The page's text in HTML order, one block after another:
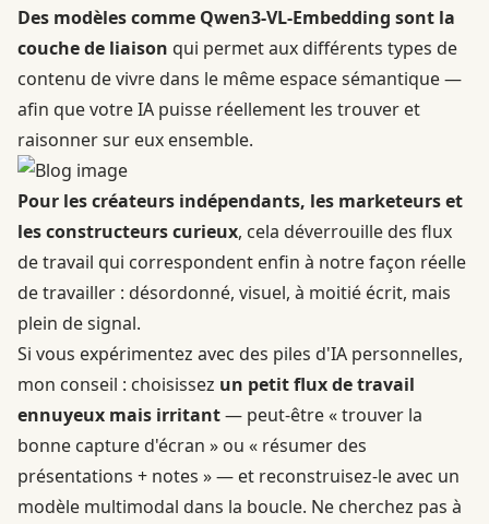
Des modèles comme Qwen3-VL-Embedding sont la
couche de liaison qui permet aux différents types de
contenu de vivre dans le même espace sémantique —
afin que votre IA puisse réellement les trouver et
raisonner sur eux ensemble.
Pour les créateurs indépendants, les marketeurs et
les constructeurs curieux, cela déverrouille des flux
de travail qui correspondent enfin à notre façon réelle
de travailler : désordonné, visuel, à moitié écrit, mais
plein de signal.
Si vous expérimentez avec des piles d'IA personnelles,
mon conseil : choisissez un petit flux de travail
ennuyeux mais irritant— peut-être « trouver la
bonne capture d'écran » ou « résumer des
présentations + notes » — et reconstruisez-le avec un
modèle multimodal dans la boucle. Ne cherchez pas à